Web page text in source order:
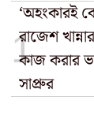
‘অহংকারই
রাজেশ
কাজ করার
সাপ্রুর